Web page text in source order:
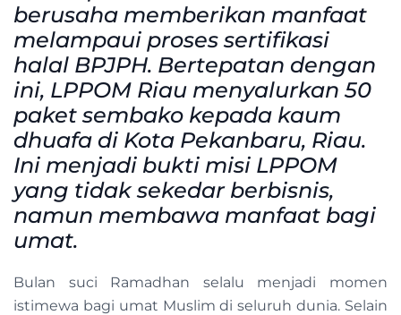
berusaha memberikan manfaat
melampaui proses sertifikasi
halal BPJPH. Bertepatan dengan
ini, LPPOM Riau menyalurkan 50
paket sembako kepada kaum
dhuafa di Kota Pekanbaru, Riau.
Ini menjadi bukti misi LPPOM
yang tidak sekedar berbisnis,
namun membawa manfaat bagi
umat.
Bulan suci Ramadhan selalu menjadi momen
istimewa bagi umat Muslim di seluruh dunia. Selain